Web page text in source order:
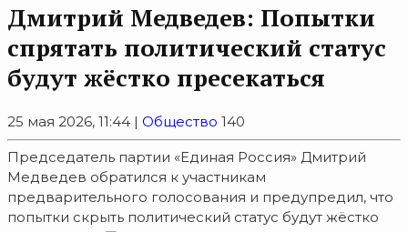
Дмитрий Медведев: Попытки
спрятать политический статус
будут жёстко пресекаться
25 мая 2026, 11:44 | Общество 140
Председатель партии «Единая Россия» Дмитрий
Медведев обратился к участникам
предварительного голосования и предупредил, что
попытки скрыть политический статус будут жёстко